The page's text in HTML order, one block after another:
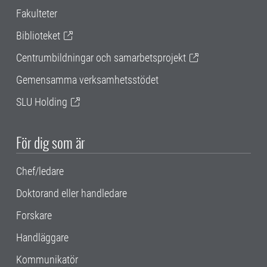
Fakulteter
Biblioteket
Centrumbildningar och samarbetsprojekt
Gemensamma verksamhetsstödet
SLU Holding
För dig som är
Chef/ledare
Doktorand eller handledare
Forskare
Handläggare
Kommunikatör